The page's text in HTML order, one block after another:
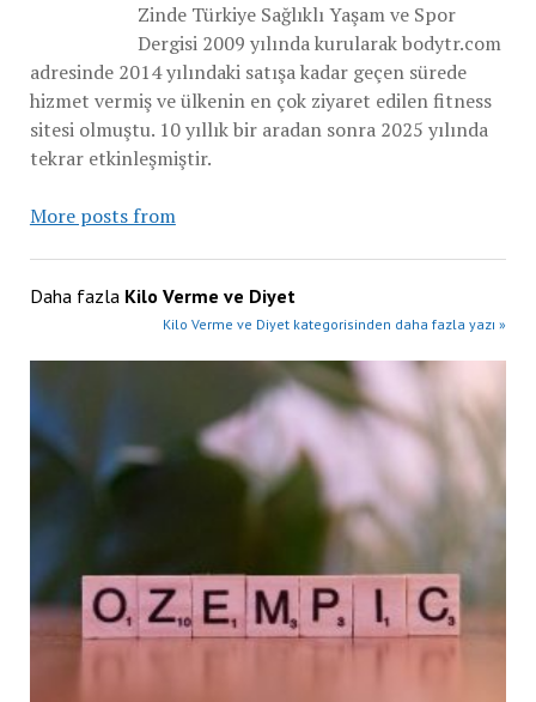
Zinde Türkiye Sağlıklı Yaşam ve Spor
Dergisi 2009 yılında kurularak bodytr.com
adresinde 2014 yılındaki satışa kadar geçen sürede
hizmet vermiş ve ülkenin en çok ziyaret edilen fitness
sitesi olmuştu. 10 yıllık bir aradan sonra 2025 yılında
tekrar etkinleşmiştir.
More posts from
Daha fazla Kilo Verme ve Diyet
Kilo Verme ve Diyet kategorisinden daha fazla yazı »